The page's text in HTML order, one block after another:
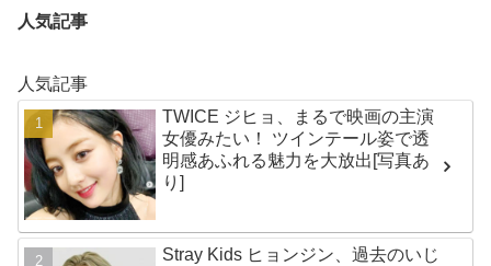
人気記事
人気記事
TWICE ジヒョ、まるで映画の主演
女優みたい！ ツインテール姿で透
明感あふれる魅力を大放出[写真あ
り]
Stray Kids ヒョンジン、過去のいじ